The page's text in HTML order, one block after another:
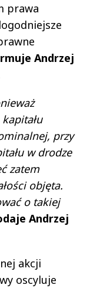
prawa
Andrzej
przy
w drodze
zatem
objęta.
o takiej
Andrzej
akcji
oscyluje